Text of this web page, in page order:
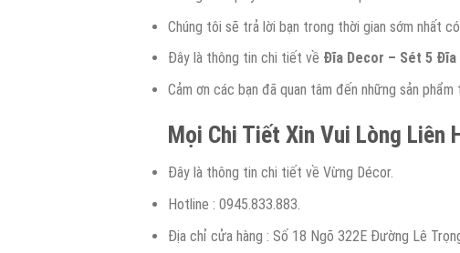
Chúng tôi sẽ trả lời bạn trong thời gian sớm nhất
Đây là thông tin chi tiết về Đĩa Decor – Sét 5 Đĩa
Cảm ơn các bạn đã quan tâm đến những sản
Mọi Chi Tiết Xin Vui Lòng Liên
Đây là thông tin chi tiết về Vừng Décor.
Hotline : 0945.833.883.
Địa chỉ cửa hàng : Số 18 Ngõ 322E Đường Lê